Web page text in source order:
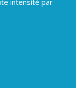
intensité par